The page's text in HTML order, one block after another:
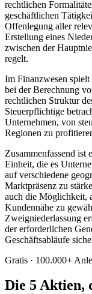
rechtlichen
geschäftlichen
Offenlegung aller
Erstellung eines
zwischen der
regelt.
Im Finanzwesen
bei der Berechnung
rechtlichen Struktur
Steuerpflichtige
Unternehmen, von
Regionen zu
Zusammenfassend ist
Einheit, die es
auf verschiedene
Marktpräsenz zu
auch die Möglichkeit,
Kundennähe zu
Zweigniederlassung
der erforderlichen
Geschäftsabläufe
Gratis · 100.000+
Die 5 Aktien,